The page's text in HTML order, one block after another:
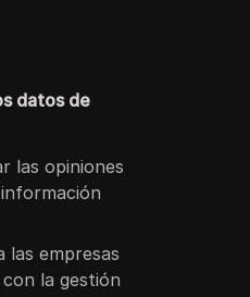
datos de
las opiniones
las empresas
la gestión